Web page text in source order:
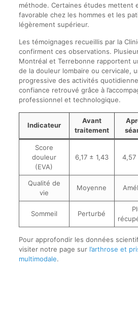
méthode. Certaines études mettent
favorable chez les hommes et les
légèrement supérieur.
Les témoignages recueillis par la
confirment ces observations.
Montréal et Terrebonne rapportent
de la douleur lombaire ou cervicale,
progressive des activités
confiance retrouvé grâce à
professionnel et technologique.
Indicateur
Avant
traitement
Score
douleur
(EVA)
6,17 ± 1,43
Qualité de
vie
Moyenne
Sommeil Perturbé
Pour approfondir les données
visiter notre page sur l’arthrose et
multimodale.